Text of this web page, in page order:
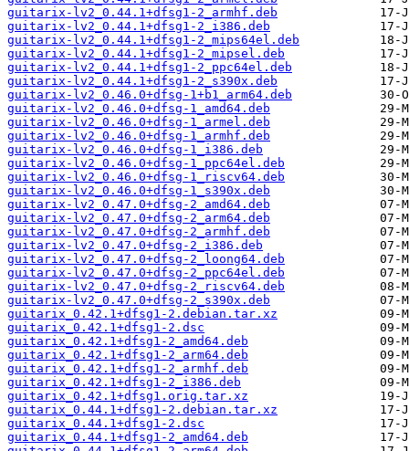
guitarix-lv2_0.44.1+dfsg1-2_armhf.deb
guitarix-lv2_0.44.1+dfsg1-2_i386.deb
guitarix-lv2_0.44.1+dfsg1-2_mips64el.deb
guitarix-lv2_0.44.1+dfsg1-2_mipsel.deb
guitarix-lv2_0.44.1+dfsg1-2_ppc64el.deb
guitarix-lv2_0.44.1+dfsg1-2_s390x.deb
guitarix-lv2_0.46.0+dfsg-1+b1_arm64.deb
guitarix-lv2_0.46.0+dfsg-1_amd64.deb
guitarix-lv2_0.46.0+dfsg-1_armel.deb
guitarix-lv2_0.46.0+dfsg-1_armhf.deb
guitarix-lv2_0.46.0+dfsg-1_i386.deb
guitarix-lv2_0.46.0+dfsg-1_ppc64el.deb
guitarix-lv2_0.46.0+dfsg-1_riscv64.deb
guitarix-lv2_0.46.0+dfsg-1_s390x.deb
guitarix-lv2_0.47.0+dfsg-2_amd64.deb
guitarix-lv2_0.47.0+dfsg-2_arm64.deb
guitarix-lv2_0.47.0+dfsg-2_armhf.deb
guitarix-lv2_0.47.0+dfsg-2_i386.deb
guitarix-lv2_0.47.0+dfsg-2_loong64.deb
guitarix-lv2_0.47.0+dfsg-2_ppc64el.deb
guitarix-lv2_0.47.0+dfsg-2_riscv64.deb
guitarix-lv2_0.47.0+dfsg-2_s390x.deb
guitarix_0.42.1+dfsg1-2.debian.tar.xz
guitarix_0.42.1+dfsg1-2.dsc
guitarix_0.42.1+dfsg1-2_amd64.deb
guitarix_0.42.1+dfsg1-2_arm64.deb
guitarix_0.42.1+dfsg1-2_armhf.deb
guitarix_0.42.1+dfsg1-2_i386.deb
guitarix_0.42.1+dfsg1.orig.tar.xz
guitarix_0.44.1+dfsg1-2.debian.tar.xz
guitarix_0.44.1+dfsg1-2.dsc
guitarix_0.44.1+dfsg1-2_amd64.deb